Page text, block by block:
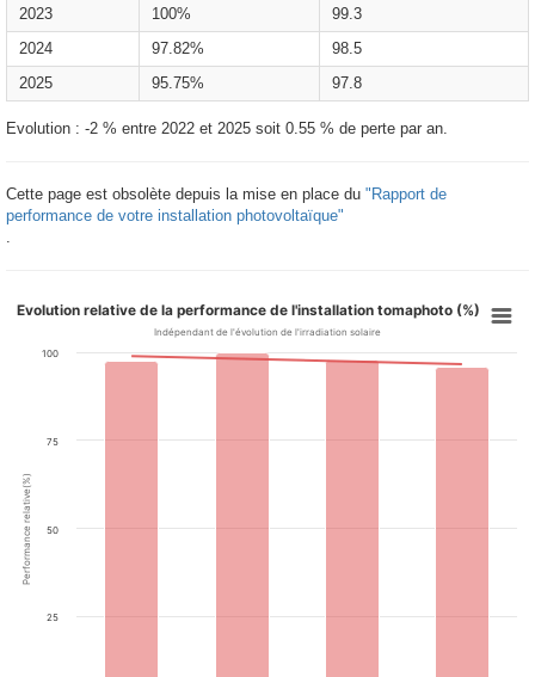
2023
100%
99.3
2024
97.82%
98.5
2025
95.75% 97.8
Evolution : -2 % entre 2022 et 2025 soit 0.55 % de perte par an.
Cette page est obsolète depuis la mise en place du "Rapport de
performance de votre installation photovoltaïque"
Performance relative(%)
Evolution relative de la performance de l'installation tomaphoto (%)
Indépendant de l'évolution de l'irradiation solaire
25
50
75
100